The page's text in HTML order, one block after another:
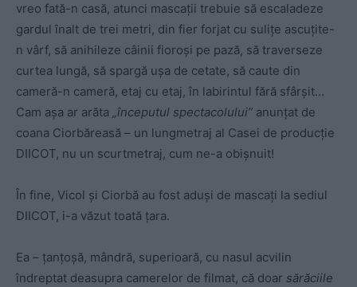
vreo fată-n casă, atunci mascații trebuie să escaladeze
gardul înalt de trei metri, din fier forjat cu sulițe ascuțite-
n vârf, să anihileze câinii fioroși pe pază, să traverseze
curtea lungă, să spargă ușa de cetate, să caute din
cameră-n cameră, etaj cu etaj, în labirintul fără sfârșit…
Cam așa ar arăta „începutul spectacolului” anunțat de
coana Ciorbăreasă – un lungmetraj al Casei de producție
DIICOT, nu un scurtmetraj, cum ne-a obișnuit!
În fine, Vicol și Ciorbă au fost aduși de mascați la sediul
DIICOT, i-a văzut toată țara.
Ea – țanțoșă, mândră, superioară, cu nasul acvilin
îndreptat deasupra camerelor de filmat, că doar sărăciile